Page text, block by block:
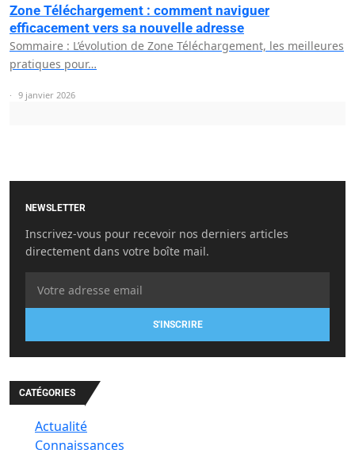
Zone Téléchargement : comment naviguer
efficacement vers sa nouvelle adresse
Sommaire : L’évolution de Zone Téléchargement, les meilleures
pratiques pour…
9 janvier 2026
NEWSLETTER
Inscrivez-vous pour recevoir nos derniers articles
directement dans votre boîte mail.
S'INSCRIRE
CATÉGORIES
Actualité
Connaissances